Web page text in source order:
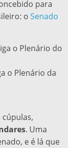
para
o Senado
o Plenário do
o Plenário da
. Uma
e é lá que